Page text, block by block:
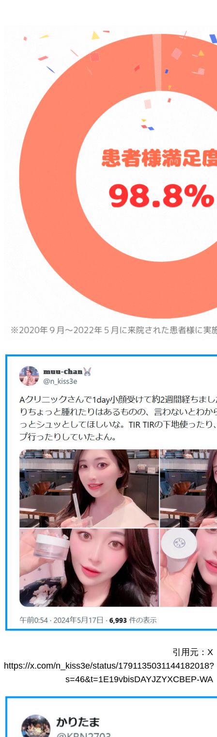
引用元：X
https://x.com/n_kiss3e/status/1791135031144182018?
s=46&t=1E19vbisDAYJZYXCBEP-WA